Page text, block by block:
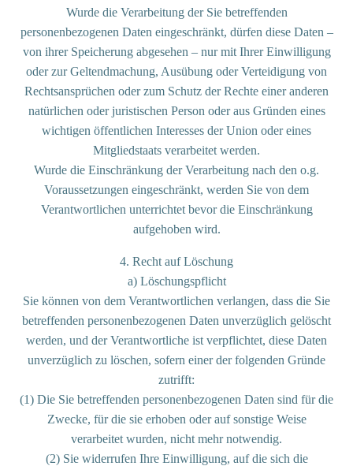
Wurde die Verarbeitung der Sie betreffenden
personenbezogenen Daten eingeschränkt, dürfen diese Daten –
von ihrer Speicherung abgesehen – nur mit Ihrer Einwilligung
oder zur Geltendmachung, Ausübung oder Verteidigung von
Rechtsansprüchen oder zum Schutz der Rechte einer anderen
natürlichen oder juristischen Person oder aus Gründen eines
wichtigen öffentlichen Interesses der Union oder eines
Mitgliedstaats verarbeitet werden.
Wurde die Einschränkung der Verarbeitung nach den o.g.
Voraussetzungen eingeschränkt, werden Sie von dem
Verantwortlichen unterrichtet bevor die Einschränkung
aufgehoben wird.
4. Recht auf Löschung
a) Löschungspflicht
Sie können von dem Verantwortlichen verlangen, dass die Sie
betreffenden personenbezogenen Daten unverzüglich gelöscht
werden, und der Verantwortliche ist verpflichtet, diese Daten
unverzüglich zu löschen, sofern einer der folgenden Gründe
zutrifft:
(1) Die Sie betreffenden personenbezogenen Daten sind für die
Zwecke, für die sie erhoben oder auf sonstige Weise
verarbeitet wurden, nicht mehr notwendig.
(2) Sie widerrufen Ihre Einwilligung, auf die sich die